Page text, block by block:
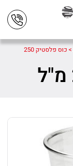
> כוס פלסטיק 250
כוס פלסטיק 250 מ"ל